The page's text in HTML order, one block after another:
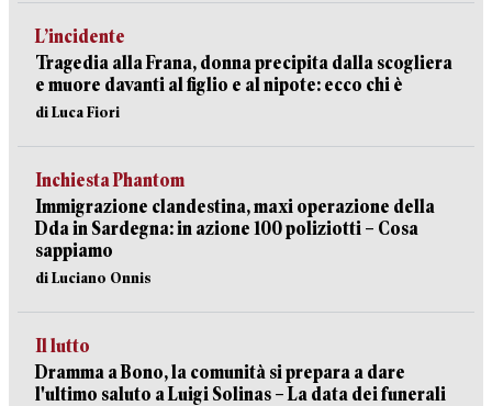
L’incidente
Tragedia alla Frana, donna precipita dalla scogliera
e muore davanti al figlio e al nipote: ecco chi è
di Luca Fiori
Inchiesta Phantom
Immigrazione clandestina, maxi operazione della
Dda in Sardegna: in azione 100 poliziotti – Cosa
sappiamo
di Luciano Onnis
Il lutto
Dramma a Bono, la comunità si prepara a dare
l'ultimo saluto a Luigi Solinas – La data dei funerali